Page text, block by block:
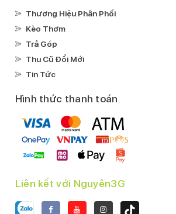
Thương Hiệu Phân Phối
Kèo Thơm
Trả Góp
Thu Cũ Đổi Mới
Tin Tức
Hình thức thanh toán
Liên kết với Nguyên3G